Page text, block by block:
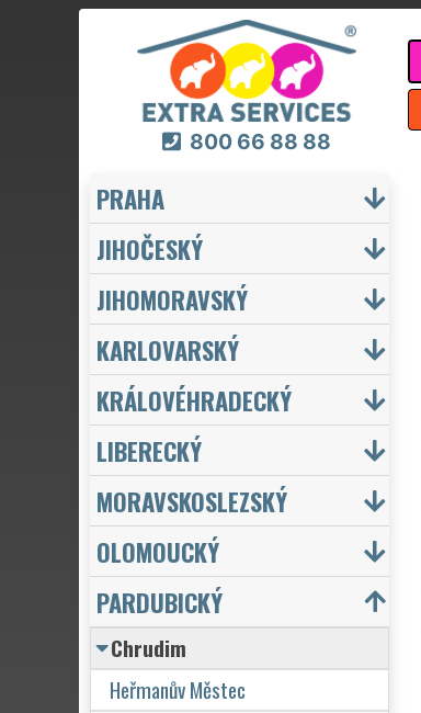
800 66 88 88
PRAHA
JIHOČESKÝ
JIHOMORAVSKÝ
KARLOVARSKÝ
KRÁLOVÉHRADECKÝ
LIBERECKÝ
MORAVSKOSLEZSKÝ
OLOMOUCKÝ
PARDUBICKÝ
Chrudim
Heřmanův Městec